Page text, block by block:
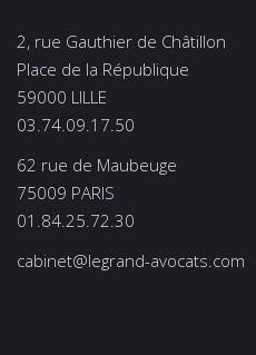
2, rue Gauthier de Châtillon
Place de la République
59000 LILLE
03.74.09.17.50
62 rue de Maubeuge
75009 PARIS
01.84.25.72.30
cabinet@legrand-avocats.com